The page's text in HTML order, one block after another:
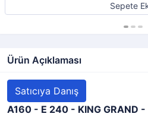
Sepete
Ürün Açıklaması
Satıcıya Danış
A160 - E 240 - KING GRAND -